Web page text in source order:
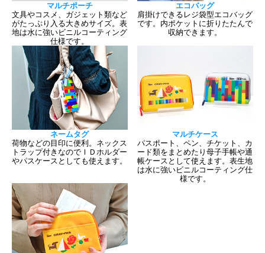
マルチポーチ
文具やコスメ、ガジェット類など
がたっぷり入る大きめサイズ。表
地は水に強いビニルコーティング
仕様です。
エコバッグ
肩掛けできるレジ袋型エコバッグ
です。内ポケットに折りたたんで
収納できます。
ネームタグ
荷物などの目印に便利。ネックス
トラップ付きなのでＩＤホルダー
やパスケースとしても使えます。
マルチケース
パスポート、ペン、チケット、カ
ード類をまとめたり母子手帳や通
帳ケースとして使えます。表生地
は水に強いビニルコーティング仕
様です。